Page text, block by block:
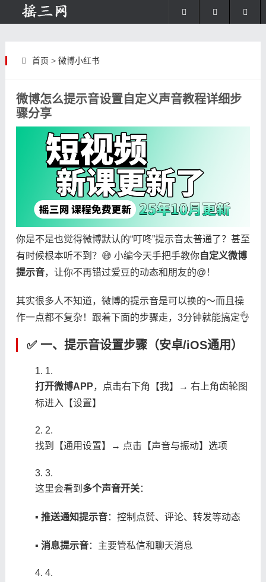
首页 > 微博小红书
微博怎么提示音设置自定义声音教程详细步
骤分享
你是不是也觉得微博默认的“叮咚”提示音太普通了？甚至
有时候根本听不到？😅 小编今天手把手教你​​自定义微博
提示音​​，让你不再错过爱豆的动态和朋友的@！
其实很多人不知道，微博的提示音是可以换的～而且操
作一点都不复杂！跟着下面的步骤走，3分钟就能搞定👌
✅ 一、提示音设置步骤（安卓/iOS通用）
1.
​打开微博APP​​，点击右下角【我】→ 右上角齿轮图
标进入【设置】
2.
找到【通用设置】→ 点击【声音与振动】选项
3.
这里会看到​ ​多个声音开关​​：
▪ ​ ​推送通知提示音​​：控制点赞、评论、转发等动态
▪ ​ ​消息提示音​​：主要管私信和聊天消息
4.